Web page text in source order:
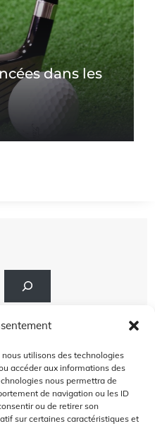
utilisons des technologies
accéder aux informations des
nous permettra de
de navigation ou les ID
ou de retirer son
sur certaines caractéristiques et
dans les